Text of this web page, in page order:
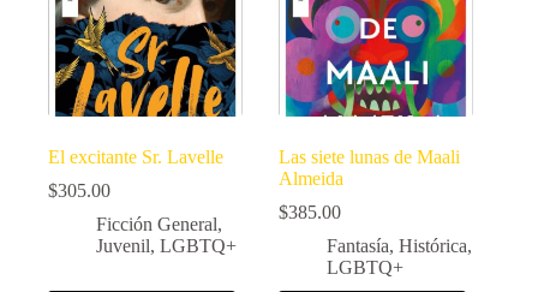
El excitante Sr. Lavelle
$305.00
Ficción General,
Juvenil, LGBTQ+
Las siete lunas de Maali
Almeida
$385.00
Fantasía,Histórica,
LGBTQ+